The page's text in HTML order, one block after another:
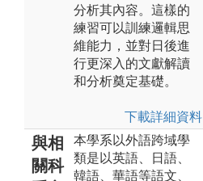
分析其內容。這樣的
練習可以訓練邏輯思
維能力，並對日後進
行更深入的文獻解讀
和分析奠定基礎。
下載詳細資料
與相
關科
本學系以外語跨域學
類是以英語、日語、
韓語、華語等語文、